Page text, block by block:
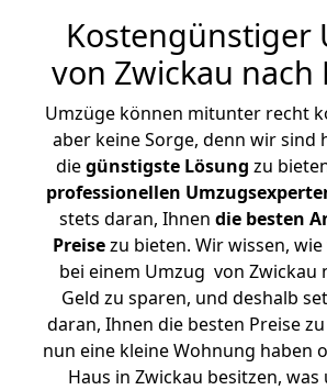
Kostengünstiger
von Zwickau nach
Umzüge können mitunter recht
aber keine Sorge, denn wir sind
diegünstigste Lösung zu
professionellen
stets daran, Ihnen die besten
Preisezu bieten. Wir wissen,
bei einem Umzug von Zwickau
Geld zu sparen, und deshalb
daran, Ihnen die besten Preise
nun eine kleine Wohnung haben
Haus in Zwickau besitzen,